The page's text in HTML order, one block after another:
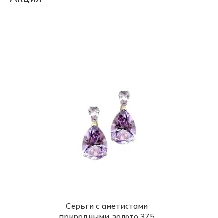
Жемчуг природный (Южных морей)
Изумруд лабораторный
Изумруд природный облагороженный
Изумруд природный уральский
Корунд (Сапфир) природный
Серьги с аметистами
природными, золото 375